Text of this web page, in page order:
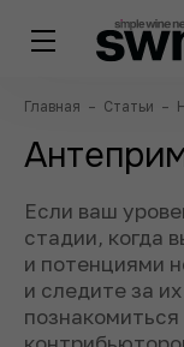
Главная – Статьи –
Если ваш
стадии, когда
и потенциями
и следите за